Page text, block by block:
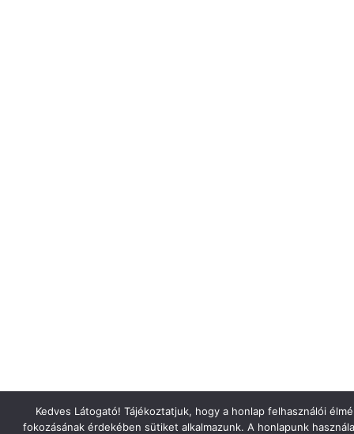
Kedves Látogató! Tájékoztatjuk, hogy a honlap felhasználói
fokozásának érdekében sütiket alkalmazunk. A honlapunk